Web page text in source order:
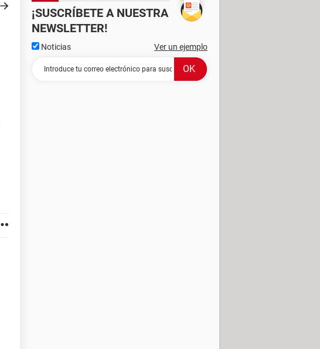
¡SUSCRÍBETE A NUESTRA
NEWSLETTER!
Noticias Ver un ejemplo